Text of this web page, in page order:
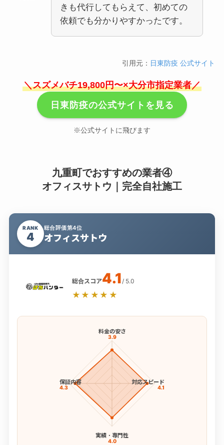
きも代行してもらえて、初めての
依頼でも分かりやすかったです。
引用元： 日東防疫 公式サイト
＼スズメバチ19,800円〜×大分市指定業者／
日東防疫の公式サイトを見る
※公式サイトに飛びます
九重町でおすすめの業者④
オフィスサトウ｜完全自社施工
RANK
4
総合評価第4位
オフィスサトウ
総合スコア4.1 / 5.0
★★★★★
料金の安さ
3.9
対応スピード
4.1
実績・専門性
4.0
保証内容
4.3